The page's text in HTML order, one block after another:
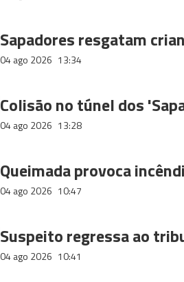
Sapadores resgatam
04 ago 2026 13:34
Colisão no túnel dos
04 ago 2026 13:28
Queimada provoca
04 ago 2026 10:47
Suspeito regressa ao
04 ago 2026 10:41